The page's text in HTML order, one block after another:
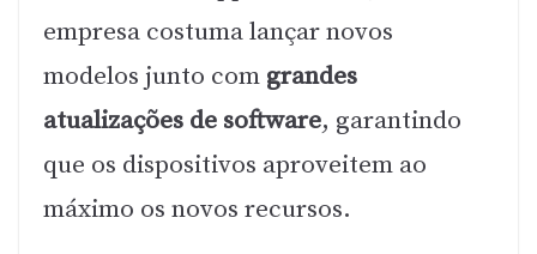
empresa costuma lançar novos
modelos junto com grandes
atualizações de software, garantindo
que os dispositivos aproveitem ao
máximo os novos recursos.